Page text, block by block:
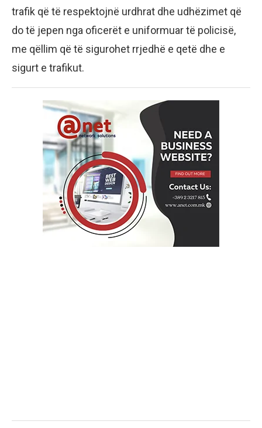
trafik që të respektojnë urdhrat dhe udhëzimet që
do të jepen nga oficerët e uniformuar të policisë,
me qëllim që të sigurohet rrjedhë e qetë dhe e
sigurt e trafikut.